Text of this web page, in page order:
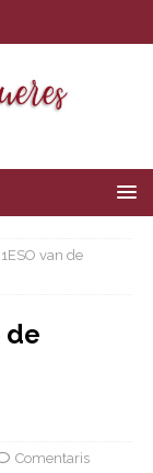
van de
de
Comentaris